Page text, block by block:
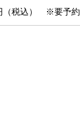
（税込） ※要予約